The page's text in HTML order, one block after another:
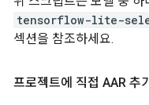
tensorflow-lite-
섹션을 참조하세요.
프로젝트에 직접 AAR 추